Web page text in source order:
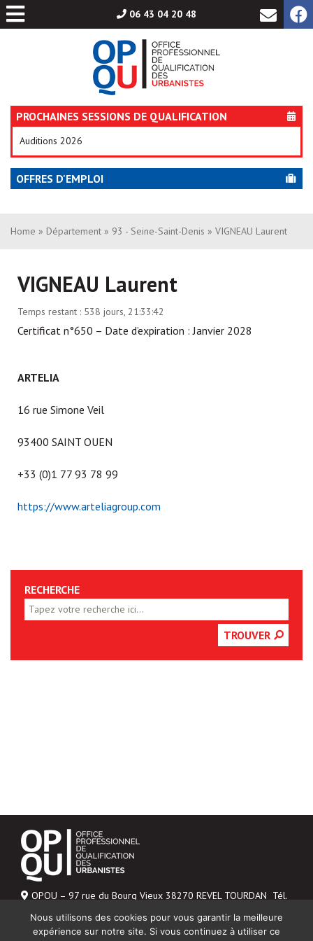
06 43 04 20 48
PROCHAINES SESSIONS DE QUALIFICATION
Auditions 2026
OFFRES D'EMPLOI
Aller
au
Home » Département » 93 - Seine-Saint-Denis » VIGNEAU Laurent
VIGNEAU Laurent
Temps restant : 538 jours, 21:33:42
Certificat n°650 – Date d’expiration : Janvier 2028
ARTELIA
16 rue Simone Veil
93400 SAINT OUEN
+33 (0)1 77 93 78 99
https://www.arteliagroup.com
RECHERCHE
TROUVER
OPQU – 97 rue du Bourg Vieux 38270 REVEL TOURDAN Tél.
Mentions légales
Nous utilisons des cookies pour vous garantir la meilleure
expérience sur notre site. Si vous continuez à utiliser ce